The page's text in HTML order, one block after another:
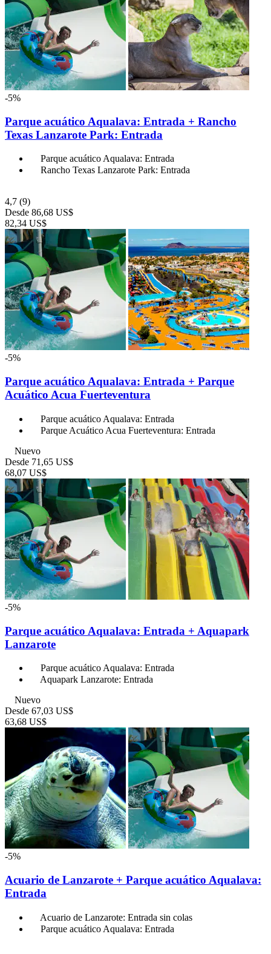
-5%
Parque acuático Aqualava: Entrada + Rancho
Texas Lanzarote Park: Entrada
Parque acuático Aqualava: Entrada
Rancho Texas Lanzarote Park: Entrada
4,7 (9)
Desde 86,68 US$
82,34 US$
-5%
Parque acuático Aqualava: Entrada + Parque
Acuático Acua Fuerteventura
Parque acuático Aqualava: Entrada
Parque Acuático Acua Fuerteventura: Entrada
Nuevo
Desde 71,65 US$
68,07 US$
-5%
Parque acuático Aqualava: Entrada + Aquapark
Lanzarote
Parque acuático Aqualava: Entrada
Aquapark Lanzarote: Entrada
Nuevo
Desde 67,03 US$
63,68 US$
-5%
Acuario de Lanzarote + Parque acuático Aqualava:
Entrada
Acuario de Lanzarote: Entrada sin colas
Parque acuático Aqualava: Entrada